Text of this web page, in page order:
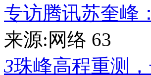
专访腾讯苏奎峰
来源:网络 63
3珠峰高程重测